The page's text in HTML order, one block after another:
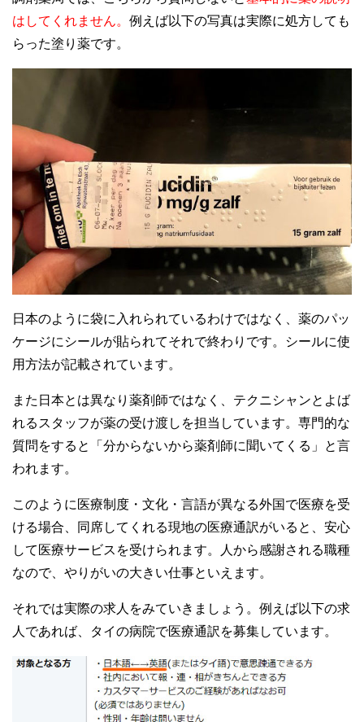
はしてくれません。 例えば以下の写真は実際に処方しても
らった塗り薬です。
日本のように袋に入れられているわけではなく、薬のパッ
ケージにシールが貼られてそれで終わりです。シールに使
用方法が記載されています。
また日本とは異なり薬剤師ではなく、テクニシャンとよば
れるスタッフが薬の受け渡しを担当しています。専門的な
質問をすると「分からないから薬剤師に聞いてくる」と言
われます。
このように医療制度・文化・言語が異なる外国で医療を受
ける場合、同席してくれる現地の医療通訳がいると、安心
して医療サービスを受けられます。人から感謝される職種
なので、やりがいの大きい仕事といえます。
それでは実際の求人をみていきましょう。例えば以下の求
人であれば、タイの病院で医療通訳を募集しています。